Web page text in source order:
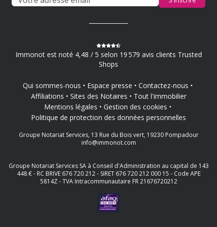
Immonot est noté 4,48 / 5 selon 19 579 avis clients Trusted
Shops
Qui sommes-nous Espace presse
Contactez-nous
Affiliations
Sites des Notaires
Tout l'immobilier
Mentions légales
Gestion des cookies
Politique de protection des données personnelles
Groupe Notariat Services, 13 Rue du Bois vert, 19230 Pompadour
info@immonot.com
Groupe Notariat Services SA à Conseil d'Administration au capital de 143
448 € - RC BRIVE 676 720 212 - SIRET 676 720 212 000 15 - Code APE
5814Z - TVA Intracommunautaire FR 21676720212